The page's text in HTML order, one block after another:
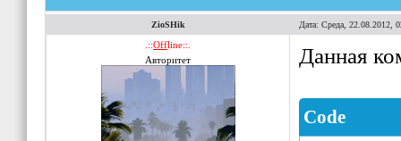
ZioSHik Дата: Среда, 22.08.2012,
.::Offline::.
Авторитет
Данная
Code